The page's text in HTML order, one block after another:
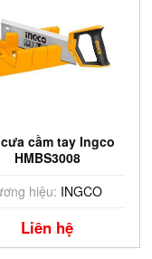
cầm tay Ingco
HMBS3008
hiệu: INGCO
Liên hệ